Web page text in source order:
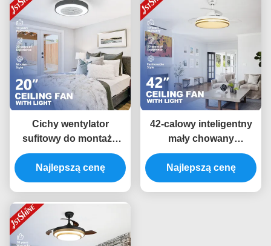
Cichy wentylator
sufitowy do montażu
podtynkowego z
silnikiem prądu stałego
ze światłami, wentylator
sypialni
Najlepszą cenę
42-calowy inteligentny
mały chowany
wentylator sufitowy LED
Sterowanie Wi-Fi do
sypialni
Najlepszą cenę